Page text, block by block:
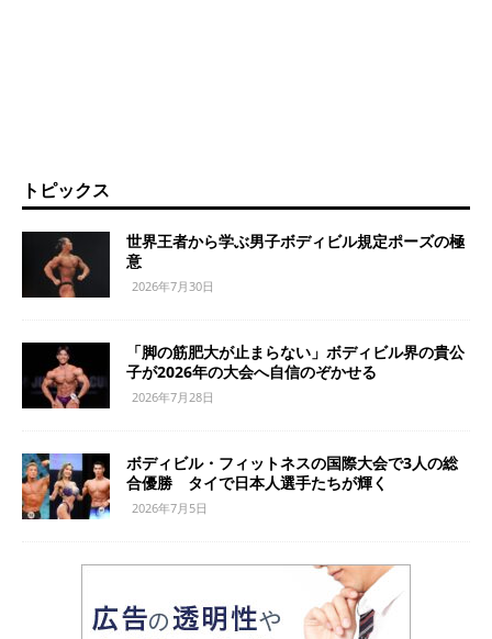
トピックス
世界王者から学ぶ男子ボディビル規定ポーズの極
意
2026年7月30日
「脚の筋肥大が止まらない」ボディビル界の貴公
子が2026年の大会へ自信のぞかせる
2026年7月28日
ボディビル・フィットネスの国際大会で3人の総
合優勝 タイで日本人選手たちが輝く
2026年7月5日